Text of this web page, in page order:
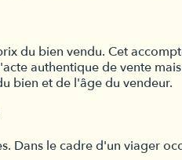
du bien vendu. Cet
authentique de vente
bien et de l'âge du vendeur.
Dans le cadre d'un viager